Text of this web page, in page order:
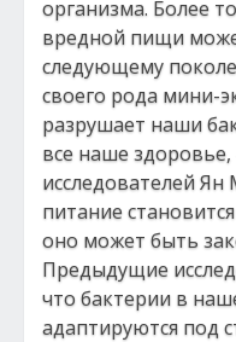
организма. Более
вредной пищи
следующему
своего рода мини-
разрушает наши
все наше
исследователей Ян
питание
оно может быть
Предыдущие
что бактерии в
адаптируются под